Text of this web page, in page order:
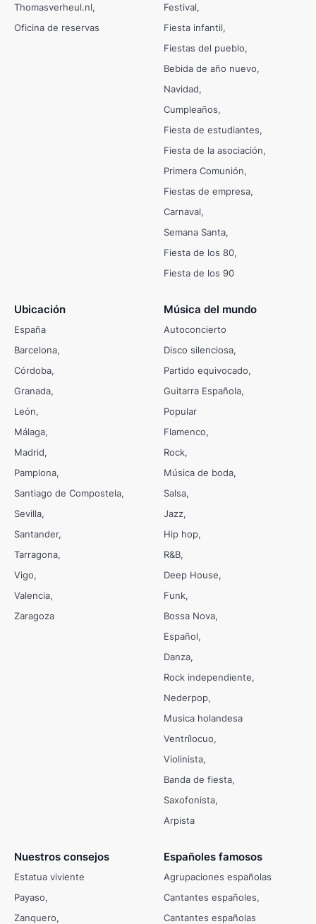
Thomasverheul.nl
Oficina de reservas
Festival
Fiesta infantil
Fiestas del pueblo
Bebida de año nuevo
Navidad
Cumpleaños
Fiesta de estudiantes
Fiesta de la asociación
Primera Comunión
Fiestas de empresa
Carnaval
Semana Santa
Fiesta de los 80
Fiesta de los 90
Ubicación
España
Barcelona
Córdoba
Granada
León
Málaga
Madrid
Pamplona
Santiago de Compostela
Sevilla
Santander
Tarragona
Vigo
Valencia
Zaragoza
Música del mundo
Autoconcierto
Disco silenciosa
Partido equivocado
Guitarra Española
Popular
Flamenco
Rock
Música de boda
Salsa
Jazz
Hip hop
R&B
Deep House
Funk
Bossa Nova
Español
Danza
Rock independiente
Nederpop
Musica holandesa
Ventrílocuo
Violinista
Banda de fiesta
Saxofonista
Arpista
Nuestros consejos
Estatua viviente
Payaso
Zanquero
Españoles famosos
Agrupaciones españolas
Cantantes españoles
Cantantes españolas